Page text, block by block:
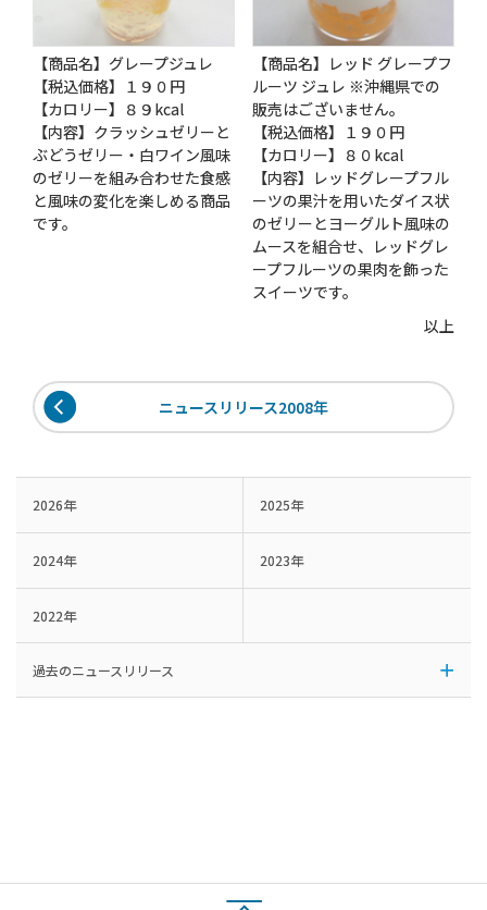
【商品名】グレープジュレ
【税込価格】１９０円
【カロリー】８９kcal
【内容】クラッシュゼリーと
ぶどうゼリー・白ワイン風味
のゼリーを組み合わせた食感
と風味の変化を楽しめる商品
です。
【商品名】レッド グレープフ
ルーツ ジュレ ※沖縄県での
販売はございません。
【税込価格】１９０円
【カロリー】８０kcal
【内容】レッドグレープフル
ーツの果汁を用いたダイス状
のゼリーとヨーグルト風味の
ムースを組合せ、レッドグレ
ープフルーツの果肉を飾った
スイーツです。
以上
ニュースリリース2008年
2026年 2025年
2024年 2023年
2022年
過去のニュースリリース